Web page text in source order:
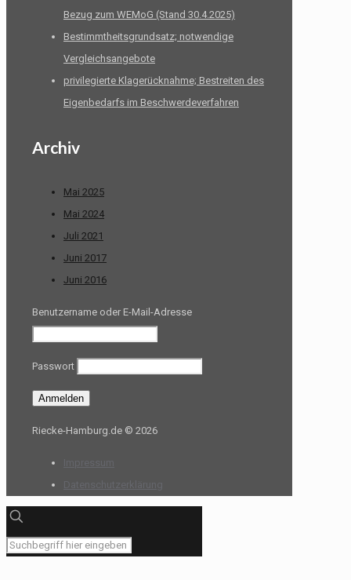
Bezug zum WEMoG (Stand 30.4.2025)
Bestimmtheitsgrundsatz; notwendige
Vergleichsangebote
privilegierte Klagerücknahme; Bestreiten des
Eigenbedarfs im Beschwerdeverfahren
Archiv
Mai 2025
Mai 2024
Juli 2021
Juni 2017
Juni 2016
Benutzername oder E-Mail-Adresse
Passwort
Riecke-Hamburg.de © 2026
Impressum
Datenschutzerklärung